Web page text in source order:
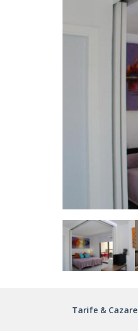
Tarife & Cazare